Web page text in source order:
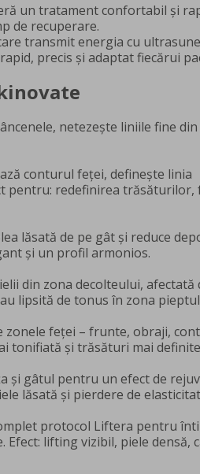
un tratament confortabil și
de recuperare.
transmit energia cu
precis și adaptat fiecărui
netezește liniile fine
conturul feței, definește linia
pentru: redefinirea trăsăturilor,
lăsată de pe gât și reduce
și un profil armonios.
din zona decolteului, afectată
lipsită de tonus în zona
feței – frunte, obraji,
tonifiată și trăsături mai
și gâtul pentru un efect de
lăsată și pierdere de
protocol Liftera pentru
lifting vizibil, piele densă,